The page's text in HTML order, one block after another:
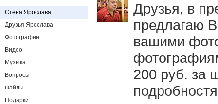
Друзья, в
предлагаю
вашими
200 руб. за
Стена Ярослава
Друзья Ярослава
Фотографии
Видео
Музыка
Вопросы
Файлы
Подарки